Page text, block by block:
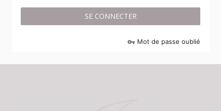
SE CONNECTER
vpn_key Mot de passe oublié